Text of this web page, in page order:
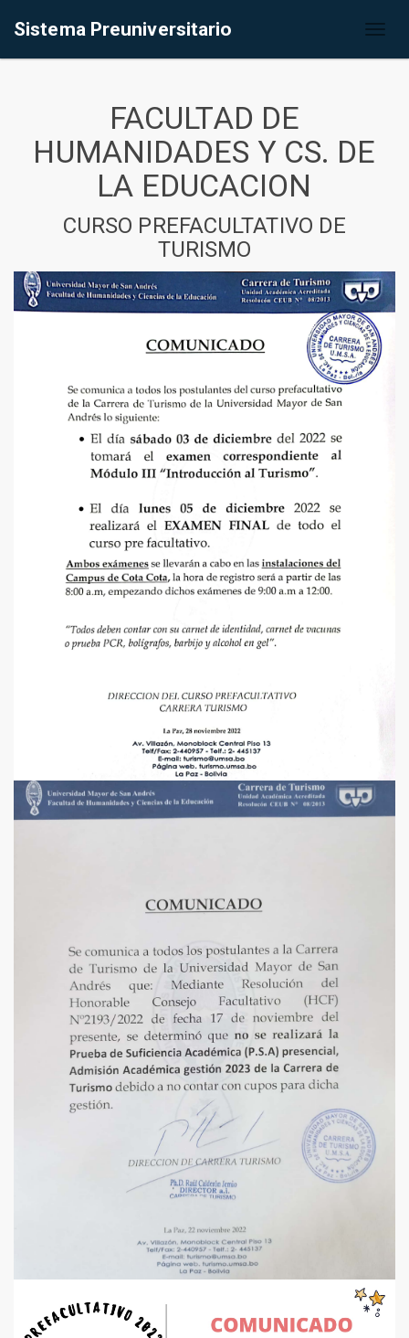
Sistema Preuniversitario
FACULTAD DE
HUMANIDADES Y CS. DE
LA EDUCACION
CURSO PREFACULTATIVO DE
TURISMO